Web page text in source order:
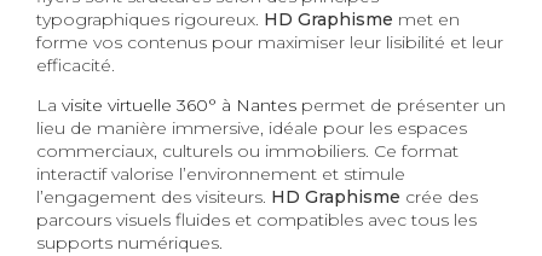
typographiques rigoureux. HD Graphisme met en
forme vos contenus pour maximiser leur lisibilité et leur
efficacité.
La visite virtuelle 360° à Nantes permet de présenter un
lieu de manière immersive, idéale pour les espaces
commerciaux, culturels ou immobiliers. Ce format
interactif valorise l’environnement et stimule
l’engagement des visiteurs. HD Graphisme crée des
parcours visuels fluides et compatibles avec tous les
supports numériques.